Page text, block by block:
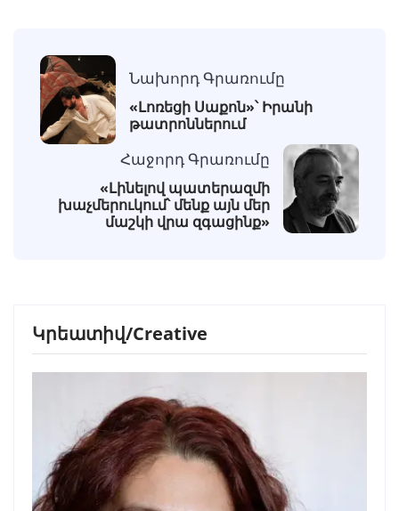
Նախորդ Գրառումը
«Լոռեցի Սաքոն»՝ Իրանի
թատրոններում
Հաջորդ Գրառումը
«Լինելով պատերազմի
խաչմերուկում՝ մենք այն մեր
մաշկի վրա զգացինք»
Կրեատիվ/Creative